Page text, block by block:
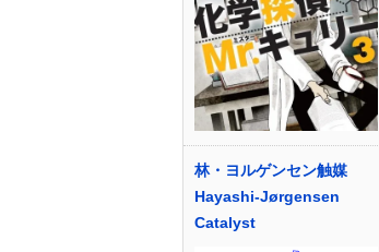
林・ヨルゲンセン触媒
Hayashi-Jørgensen
Catalyst